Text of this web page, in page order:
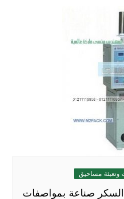
وتعبئة مساحيق
السكر صناعة بمواصفات